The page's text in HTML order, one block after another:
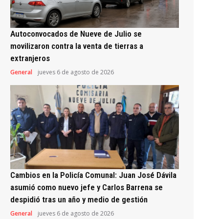
Autoconvocados de Nueve de Julio se
movilizaron contra la venta de tierras a
extranjeros
General jueves 6 de agosto de 2026
Cambios en la Policía Comunal: Juan José Dávila
asumió como nuevo jefe y Carlos Barrena se
despidió tras un año y medio de gestión
General jueves 6 de agosto de 2026